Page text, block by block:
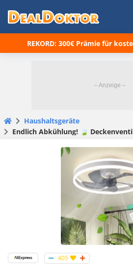
REKORD: 300€ Prämie für
Haushaltsgeräte
Endlich Abkühlung! 🍃 Deckenventilator, 50cm, mit
405